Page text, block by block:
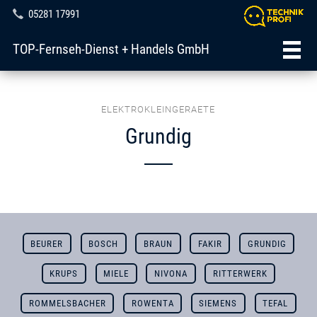
05281 17991
TOP-Fernseh-Dienst + Handels GmbH
ELEKTROKLEINGERAETE
Grundig
BEURER BOSCH BRAUN FAKIR GRUNDIG
KRUPS MIELE NIVONA RITTERWERK
ROMMELSBACHER ROWENTA SIEMENS TEFAL